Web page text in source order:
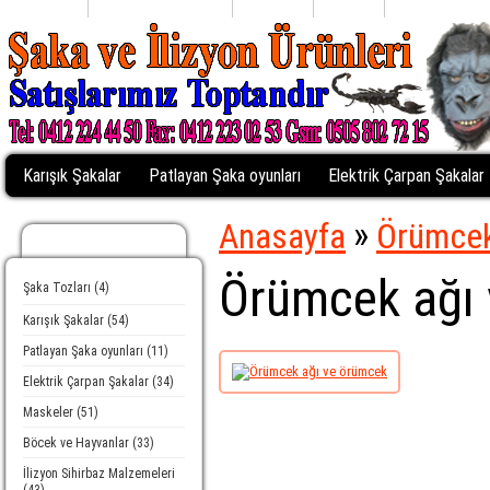
Karışık Şakalar Patlayan Şaka oyunları Elektrik Çarpan Şakalar
Şaka Tozları (4)
Karışık Şakalar (54)
Patlayan Şaka oyunları (11)
Elektrik Çarpan Şakalar (34)
Maskeler (51)
Böcek ve Hayvanlar (33)
İlizyon Sihirbaz Malzemeleri
Anasayfa »
Örümcek